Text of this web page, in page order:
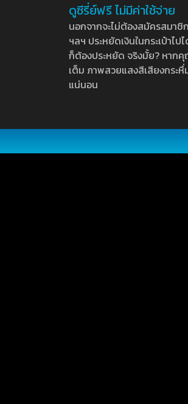
ดูซีรี่ย์ฟรี ไม่มีค่าใช้จ่าย
นอกจากจะไม่ต้องสมัครสมา
ฯลฯ ประหยัดเงินในกระเป๋าไ
ก็ต้องประหยัด จริงมั้ย? หาก
เต็ม ภาพสวยแสงสีเสียงกระ
แน่นอน